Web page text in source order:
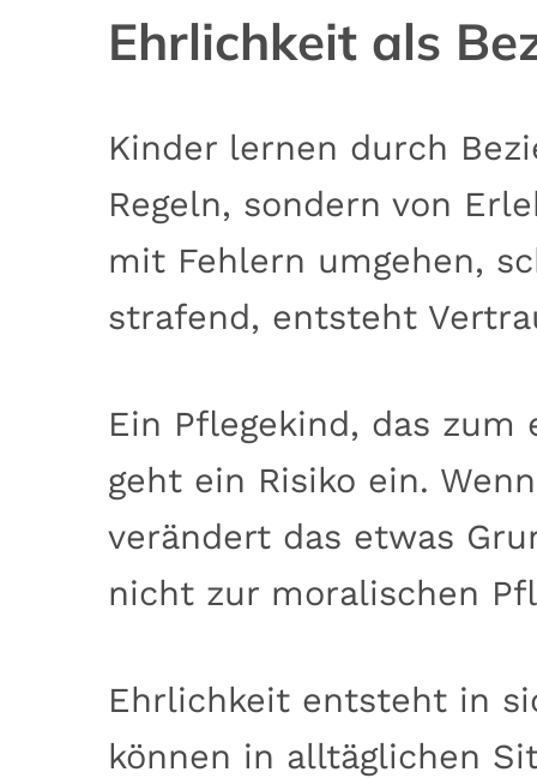
Ehrlichkeit als
Kinder lernen durch
Regeln, sondern von
mit Fehlern umgehen,
strafend, entsteht
Ein Pflegekind, das
geht ein Risiko ein.
verändert das etwas
nicht zur moralischen
Ehrlichkeit entsteht in
können in alltäglichen